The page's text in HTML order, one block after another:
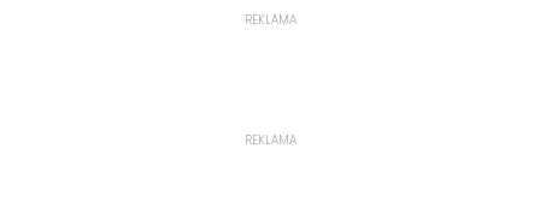
REKLAMA
REKLAMA